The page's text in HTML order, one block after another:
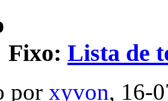
Fixo: Lista de
por xyvon, 16-